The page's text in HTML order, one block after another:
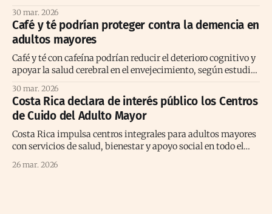
30 mar. 2026
Café y té podrían proteger contra la demencia en
adultos mayores
Café y té con cafeína podrían reducir el deterioro cognitivo y
apoyar la salud cerebral en el envejecimiento, según estudio
30 mar. 2026
Costa Rica declara de interés público los Centros
de Cuido del Adulto Mayor
Costa Rica impulsa centros integrales para adultos mayores
con servicios de salud, bienestar y apoyo social en todo el
26 mar. 2026